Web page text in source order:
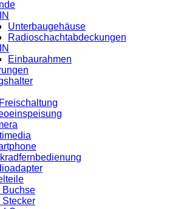
Unterbaugehäuse
Radioschachtabdeckungen
Einbaurahmen
Buchse
Stecker